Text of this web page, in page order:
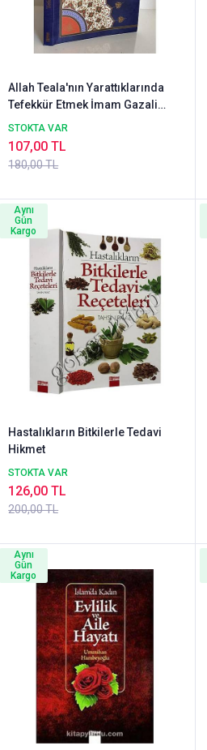
Allah Teala'nın Yarattıklarında
Tefekkür Etmek İmam Gazali
HİKMET NEŞRİYAT
STOKTA VAR
180,00 TL
107,00 TL
Hastalıkların Bitkilerle Tedavi
Hikmet
STOKTA VAR
200,00 TL
126,00 TL
Aynı
Gün
Kargo
Aynı
Gün
Kargo